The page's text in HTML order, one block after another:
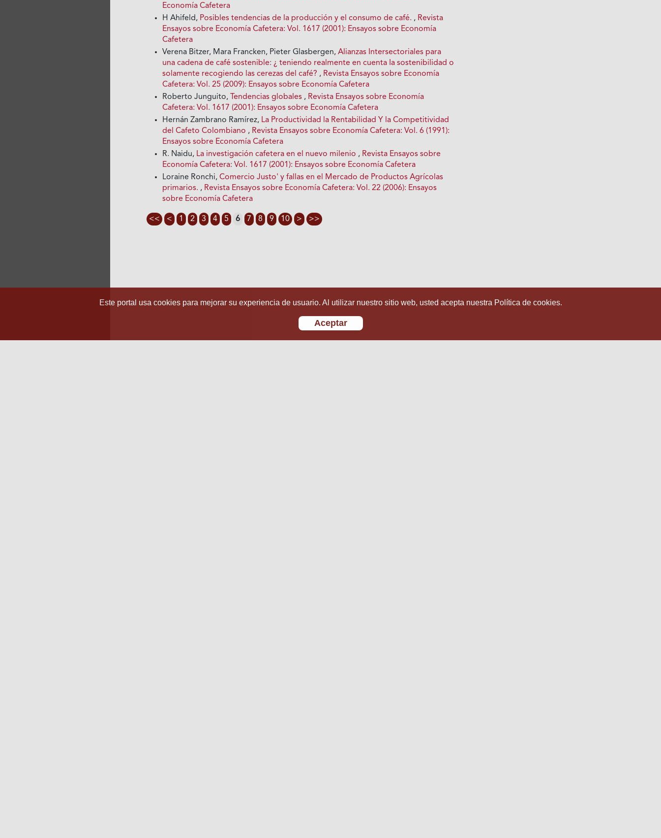
Economía Cafetera
H Ahifeld, Posibles tendencias de la producción y el consumo de café. , Revista
Ensayos sobre Economía Cafetera: Vol. 1617 (2001): Ensayos sobre Economía
Cafetera
Verena Bitzer, Mara Francken, Pieter Glasbergen,Alianzas Intersectoriales para
una cadena de café sostenible: ¿ teniendo realmente en cuenta Ia sostenibilidad o
solamente recogiendo las cerezas del café? , Revista Ensayos sobre Economía
Cafetera: Vol. 25 (2009): Ensayos sobre Economía Cafetera
Roberto Junguito,
Tendencias globales , Revista Ensayos sobre Economía
Cafetera: Vol. 1617 (2001): Ensayos sobre Economía Cafetera
Hernán Zambrano Ramírez, La Productividad la Rentabilidad Y la Competitividad
del Cafeto Colombiano , Revista Ensayos sobre Economía Cafetera: Vol. 6 (1991):
Ensayos sobre Economía Cafetera
R. Naidu, La investigación cafetera en el nuevo milenio , Revista Ensayos sobre
Economía Cafetera: Vol. 1617 (2001): Ensayos sobre Economía Cafetera
Loraine Ronchi,Comercio Justo' y fallas en el Mercado de Productos Agrícolas
primarios. , Revista Ensayos sobre Economía Cafetera: Vol. 22 (2006): Ensayos
sobre Economía Cafetera
<< < 1 2 3 4 5 6 7 8 9 10 > >>
Este portal usa cookies para mejorar su experiencia de usuario. Al utilizar nuestro sitio web, usted acepta nuestra Política de cookies.
Aceptar